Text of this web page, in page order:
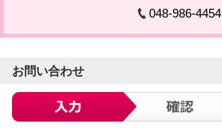
048-986-4454
お問い合わせ